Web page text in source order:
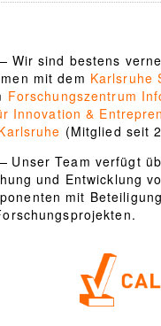
Wir sind bestens
mit dem Karlsruhe
Forschungszentrum
Innovation &
(Mitglied seit
Unser Team verfügt
und Entwicklung
mit